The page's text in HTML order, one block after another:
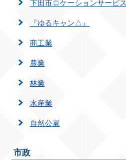
下田市ロケーションサービス
『ゆるキャン△』
商工業
農業
林業
水産業
自然公園
市政